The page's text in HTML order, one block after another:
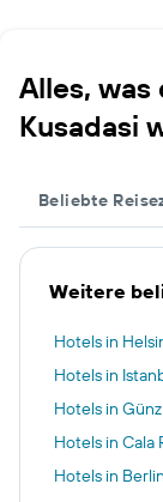
Alles,
Kusadasi
Beliebte
Weitere
Hotels in
Hotels in
Hotels in
Hotels in Cala
Hotels in Berlin